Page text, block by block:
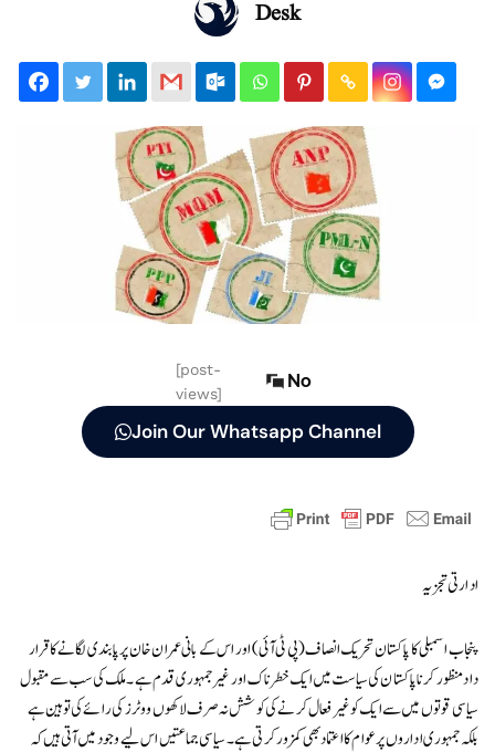
Desk
[post-
views]
No
Join Our Whatsapp Channel
ادارتی تجزیہ
پنجاب اسمبلی کا پاکستان تحریک انصاف (پی ٹی آئی) اور اس کے بانی عمران خان پر پابندی لگانے کا قرار
داد منظور کرنا پاکستان کی سیاست میں ایک خطرناک اور غیر جمہوری قدم ہے۔ ملک کی سب سے مقبول
سیاسی قوتوں میں سے ایک کو غیر فعال کرنے کی کوشش نہ صرف لاکھوں ووٹرز کی رائے کی توہین ہے
بلکہ جمہوری اداروں پر عوام کا اعتماد بھی کمزور کرتی ہے۔ سیاسی جماعتیں اس لیے وجود میں آتی ہیں کہ